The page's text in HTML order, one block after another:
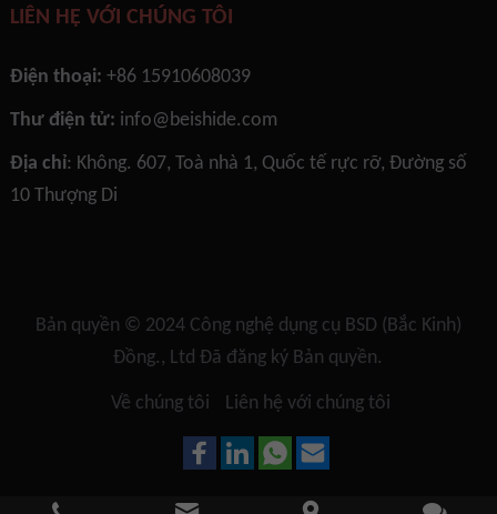
LIÊN HỆ VỚI CHÚNG TÔI
Điện thoại: +86 15910608039
Thư điện tử: info@beishide.com
Địa chỉ: Không. 607, Toà nhà 1, Quốc tế rực rỡ, Đường số
10 Thượng Di
Bản quyền © 2024 Công nghệ dụng cụ BSD (Bắc Kinh)
Đồng., Ltd Đã đăng ký Bản quyền.
Về chúng tôi Liên hệ với chúng tôi